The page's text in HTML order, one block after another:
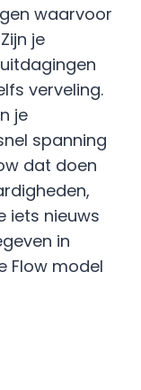
waarvoor
je
verveling.
je
spanning
dat doen
iets nieuws
in
Flow model